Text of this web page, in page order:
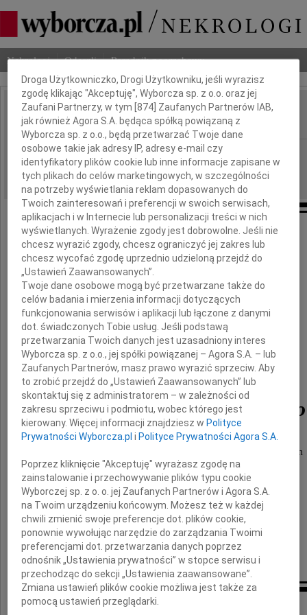
Nekrologi Odeszli Poradnik pogrzebowy
IMIĘ I NAZWISKO: Henryk Sowiński
REGION: Warszawa
DATA EMISJI: 16.05.2014
Wyrazy głębokiego współczucia
Rodzinie
Henryka Sowińskiego
nauczyciela, Dyrektora, życzliwego wszystkim
Człowieka
składa
Katarzyna Dulinicz
Inne kondolencje
Dbamy o Twoją prywatność
Droga Użytkowniczko, Drogi Użytkowniku, jeśli wyrazisz
zgodę klikając "Akceptuję", Wyborcza sp. z o.o. oraz jej
Zaufani Partnerzy, w tym [874 ] Zaufanych Partnerów IAB,
jak również Agora S.A. będąca spółką powiązaną z
Wyborcza sp. z o.o., będą przetwarzać Twoje dane
osobowe takie jak adresy IP, adresy e-mail czy
identyfikatory plików cookie lub inne informacje zapisane w
tych plikach do celów marketingowych, w szczególności
na potrzeby wyświetlania reklam dopasowanych do
Twoich zainteresowań i preferencji w swoich serwisach,
aplikacjach i w Internecie lub personalizacji treści w nich
wyświetlanych. Wyrażenie zgody jest dobrowolne. Jeśli nie
chcesz wyrazić zgody, chcesz ograniczyć jej zakres lub
chcesz wycofać zgodę uprzednio udzieloną przejdź do
„Ustawień Zaawansowanych”.
Twoje dane osobowe mogą być przetwarzane także do
celów badania i mierzenia informacji dotyczących
funkcjonowania serwisów i aplikacji lub łączone z danymi
dot. świadczonych Tobie usług. Jeśli podstawą
przetwarzania Twoich danych jest uzasadniony interes
Wyborcza sp. z o.o., jej spółki powiązanej – Agora S.A. – lub
Zaufanych Partnerów, masz prawo wyrazić sprzeciw. Aby
to zrobić przejdź do „Ustawień Zaawansowanych” lub
skontaktuj się z administratorem – w zależności od
zakresu sprzeciwu i podmiotu, wobec którego jest
kierowany. Więcej informacji znajdziesz w Polityce
Prywatności Wyborcza.pl i Polityce Prywatności Agora S.A.
Poprzez kliknięcie "Akceptuję" wyrażasz zgodę na
zainstalowanie i przechowywanie plików typu cookie
Wyborczej sp. z o. o. jej Zaufanych Partnerów i Agora S.A.
na Twoim urządzeniu końcowym. Możesz też w każdej
chwili zmienić swoje preferencje dot. plików cookie,
ponownie wywołując narzędzie do zarządzania Twoimi
preferencjami dot. przetwarzania danych poprzez
odnośnik „Ustawienia prywatności” w stopce serwisu i
przechodząc do sekcji „Ustawienia zaawansowane”.
Zmiana ustawień plików cookie możliwa jest także za
pomocą ustawień przeglądarki.